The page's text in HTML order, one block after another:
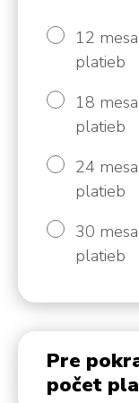
12
platieb
18
platieb
24
platieb
30
platieb
Pre
počet